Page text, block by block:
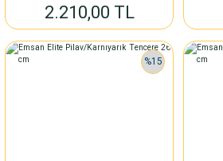
2.210,00 TL
%15